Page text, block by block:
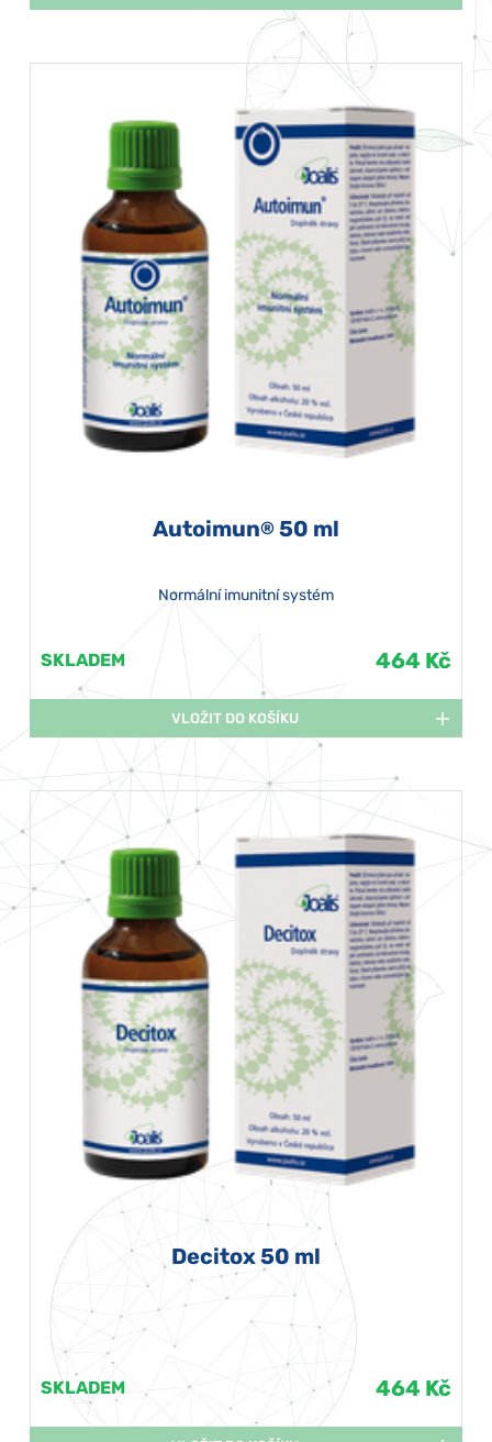
Autoimun® 50 ml
Normální imunitní systém
SKLADEM 464 Kč
VLOŽIT DO KOŠÍKU
Decitox 50 ml
SKLADEM 464 Kč